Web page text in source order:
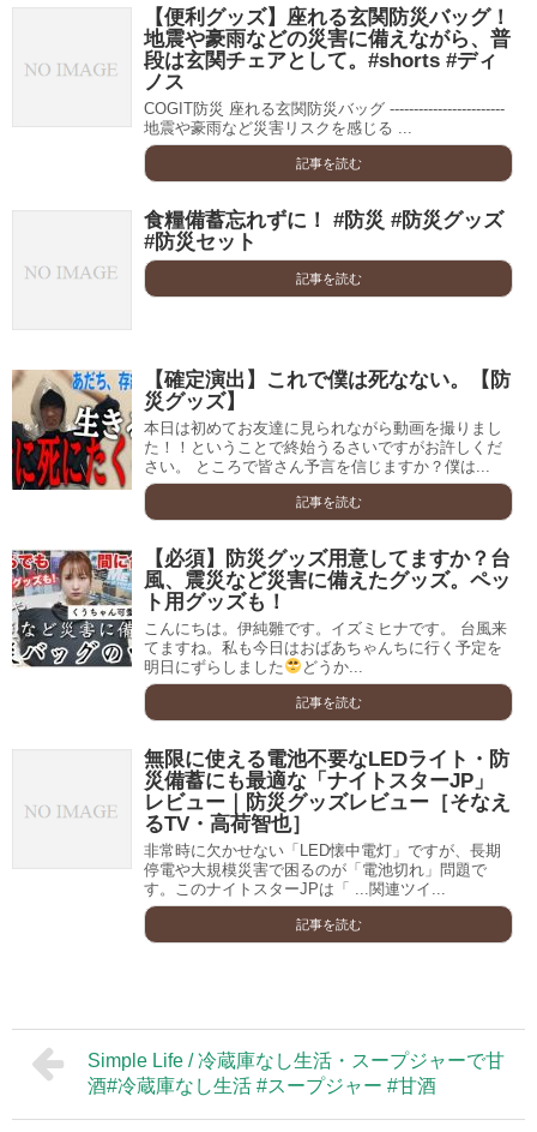
【便利グッズ】座れる玄関防災バッグ！
地震や豪雨などの災害に備えながら、普
段は玄関チェアとして。#shorts #ディ
ノス
COGIT防災 座れる玄関防災バッグ ------------------------
地震や豪雨など災害リスクを感じる ...
記事を読む
食糧備蓄忘れずに！ #防災 #防災グッズ
#防災セット
記事を読む
【確定演出】これで僕は死なない。【防
災グッズ】
本日は初めてお友達に見られながら動画を撮りまし
た！！ということで終始うるさいですがお許しくだ
さい。 ところで皆さん予言を信じますか？僕は...
記事を読む
【必須】防災グッズ用意してますか？台
風、震災など災害に備えたグッズ。ペッ
ト用グッズも！
こんにちは。伊純雛です。イズミヒナです。 台風来
てますね。私も今日はおばあちゃんちに行く予定を
明日にずらしました
どうか...
記事を読む
無限に使える電池不要なLEDライト・防
災備蓄にも最適な「ナイトスターJP」
レビュー｜防災グッズレビュー［そなえ
るTV・高荷智也］
非常時に欠かせない「LED懐中電灯」ですが、長期
停電や大規模災害で困るのが「電池切れ」問題で
す。このナイトスターJPは「 ...関連ツイ...
記事を読む
Simple Life / 冷蔵庫なし生活・スープジャーで甘
酒#冷蔵庫なし生活 #スープジャー #甘酒